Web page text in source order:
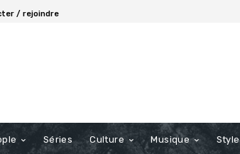
/ rejoindre
Séries Culture Musique Style